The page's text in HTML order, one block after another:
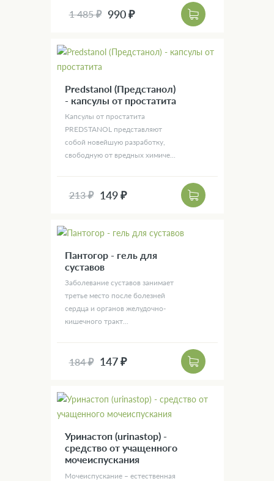
1 485 ₽ 990 ₽
Predstanol (Предстанол)
- капсулы от простатита
Капсулы от простатита
PREDSTANOL представляют
собой новейшую разработку,
свободную от вредных химиче...
213 ₽ 149 ₽
Пантогор - гель для
суставов
Заболевание суставов занимает
третье место после болезней
сердца и органов желудочно-
кишечного тракт...
184 ₽ 147 ₽
Уринастоп (urinastop) -
средство от учащенного
мочеиспускания
Мочеиспускание – естественная